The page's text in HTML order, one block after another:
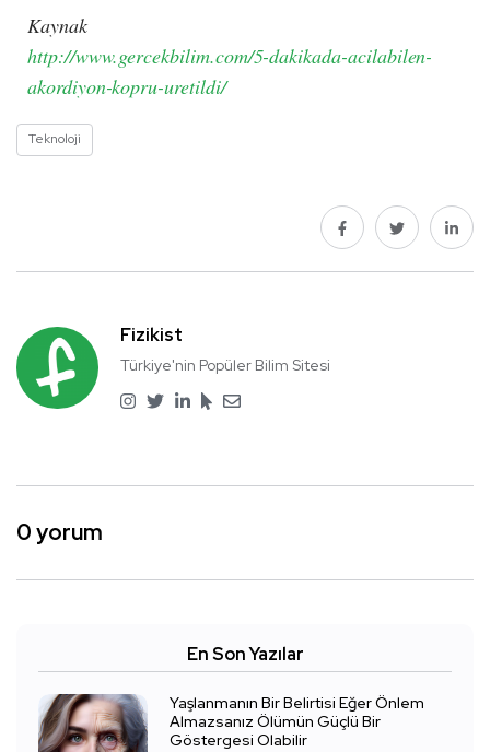
Kaynak
http://www.gercekbilim.com/5-dakikada-acilabilen-
akordiyon-kopru-uretildi/
Teknoloji
Fizikist
Türkiye'nin Popüler Bilim Sitesi
0 yorum
En Son Yazılar
Yaşlanmanın Bir Belirtisi Eğer Önlem
Almazsanız Ölümün Güçlü Bir
Göstergesi Olabilir